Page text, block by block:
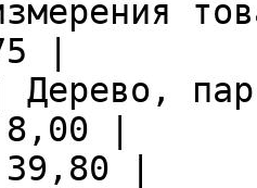
|
Дерево,
|
|